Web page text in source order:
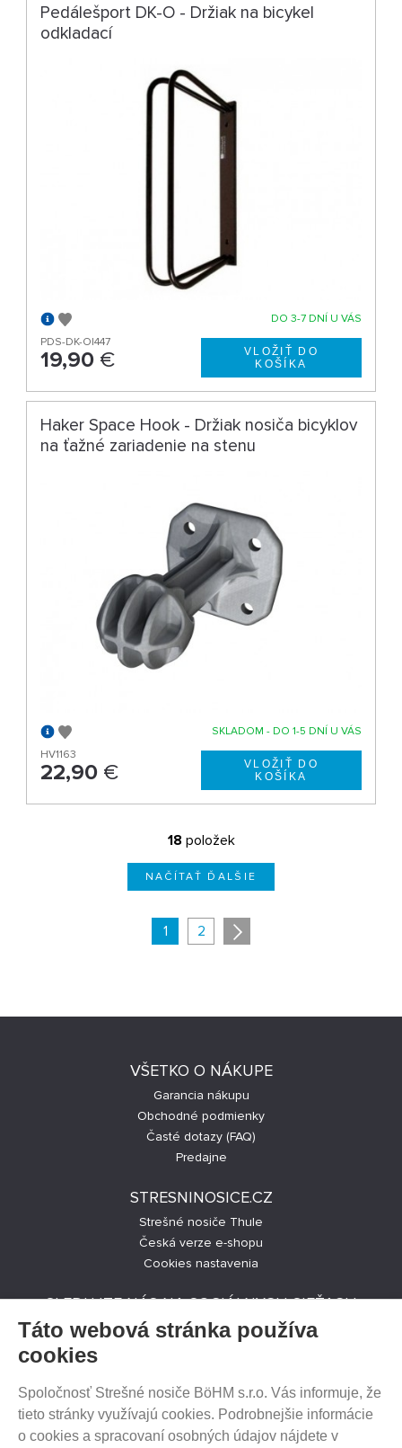
Pedálešport DK-O - Držiak na bicykel
odkladací
DO 3-7 DNÍ U VÁS
PDS-DK-O|447
19,90 €
Haker Space Hook - Držiak nosiča bicyklov
na ťažné zariadenie na stenu
SKLADOM - DO 1-5 DNÍ U VÁS
HV1163
22,90 €
18 položek
NAČÍTAŤ ĎALŠIE
1 2
VŠETKO O NÁKUPE
Garancia nákupu
Obchodné podmienky
Časté dotazy (FAQ)
Predajne
STRESNINOSICE.CZ
Strešné nosiče Thule
Česká verze e-shopu
Cookies nastavenia
SLEDUJTE NÁS NA SOCIÁLNYCH SIEŤACH
PREDAJ NA SPLÁTKY
Táto webová stránka používa
cookies
Spoločnosť Strešné nosiče BöHM s.r.o. Vás informuje, že
tieto stránky využívajú cookies. Podrobnejšie informácie
o cookies a spracovaní osobných údajov nájdete v